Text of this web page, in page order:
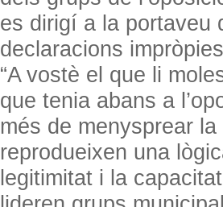
es dirigí a la portaveu
declaracions
“A vostè el que li
que tenia abans a
més de menysprear la
reprodueixen una
legitimitat i la